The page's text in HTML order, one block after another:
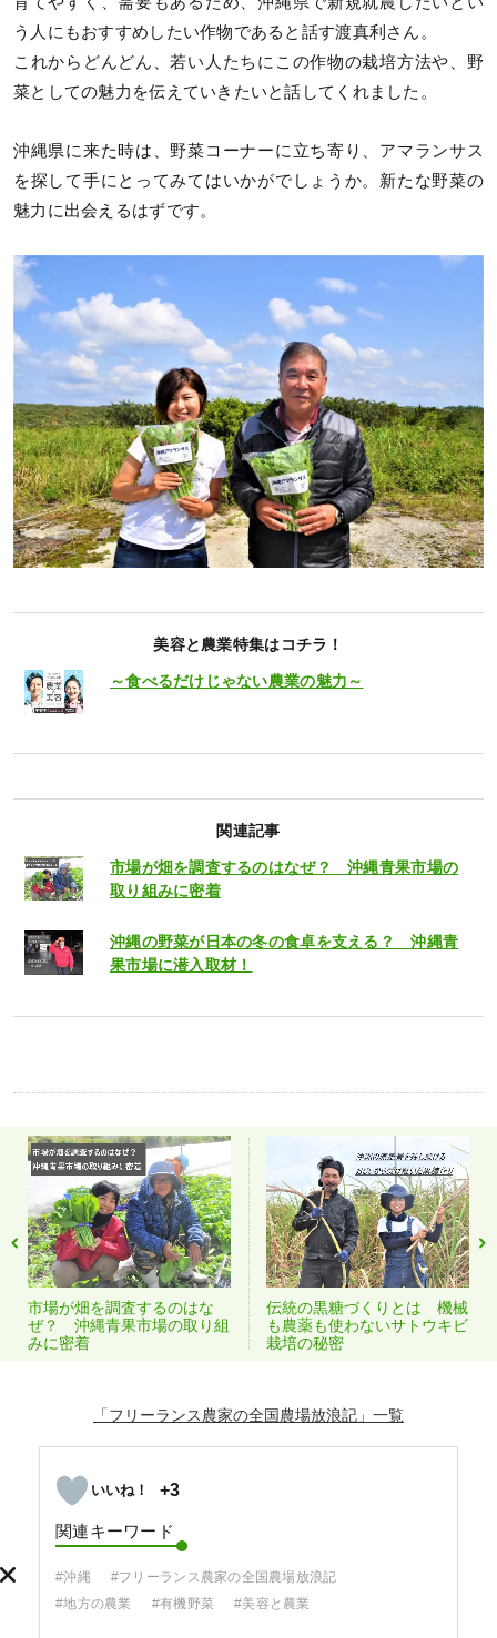
う人にもおすすめしたい作物であると話す渡真利さん。
これからどんどん、若い人たちにこの作物の栽培方法や、野
菜としての魅力を伝えていきたいと話してくれました。
沖縄県に来た時は、野菜コーナーに立ち寄り、アマランサス
を探して手にとってみてはいかがでしょうか。新たな野菜の
魅力に出会えるはずです。
美容と農業特集はコチラ！
～食べるだけじゃない農業の魅力～
関連記事
市場が畑を調査するのはなぜ？ 沖縄青果市場の
取り組みに密着
沖縄の野菜が日本の冬の食卓を支える？ 沖縄青
果市場に潜入取材！
市場が畑を調査するのはな
ぜ？ 沖縄青果市場の取り組
みに密着
伝統の黒糖づくりとは 機械
も農薬も使わないサトウキビ
栽培の秘密
「フリーランス農家の全国農場放浪記」
+3
関連キーワード
#沖縄
#フリーランス農家の全国農場放浪記
#地方の農業
#有機野菜 #美容と農業